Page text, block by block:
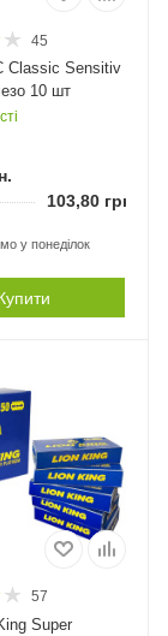
45
Classic Sensitiv
10 шт
103,80грн.
у понеділок
57
Super